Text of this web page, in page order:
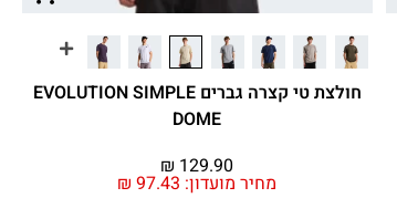
חולצת טי קצרה גברים EVOLUTION SIMPLE
DOME
מחיר מועדון: ₪ 97.43
₪ 129.90